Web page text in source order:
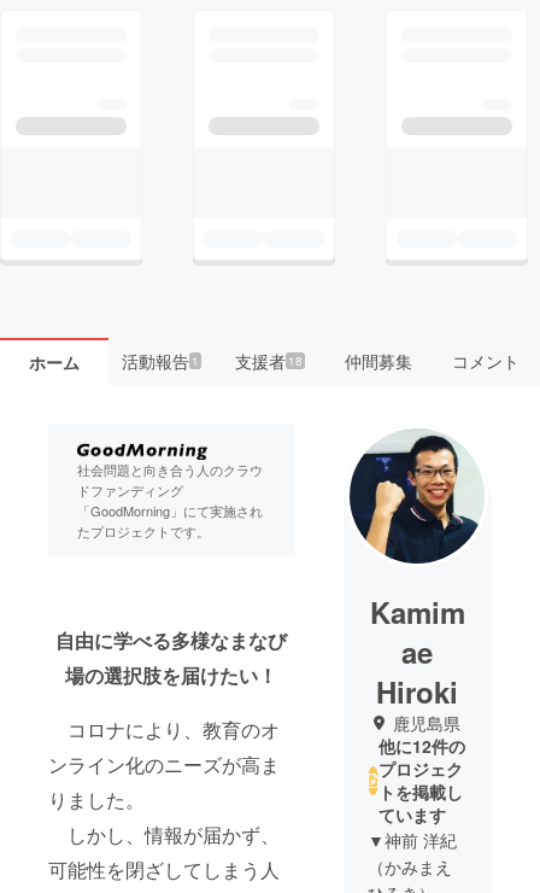
ホーム 活動報告1 支援者 18 仲間募集 コメント
社会問題と向き合う人のクラウ
ドファンディング
「GoodMorning」にて実施され
たプロジェクトです。
自由に学べる多様なまなび
場の選択肢を届けたい！
コロナにより、教育のオ
ンライン化のニーズが高ま
りました。
しかし、情報が届かず、
可能性を閉ざしてしまう人
Kamim
ae
Hiroki
鹿児島県
他に12件の
プロジェク
トを掲載し
ています
▼神前 洋紀
（かみまえ